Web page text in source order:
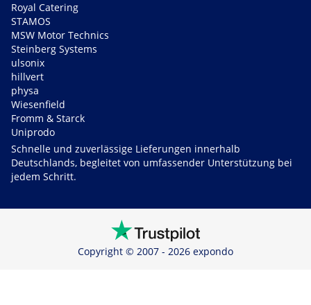
Royal Catering
STAMOS
MSW Motor Technics
Steinberg Systems
ulsonix
hillvert
physa
Wiesenfield
Fromm & Starck
Uniprodo
Schnelle und zuverlässige Lieferungen innerhalb
Deutschlands, begleitet von umfassender Unterstützung bei
jedem Schritt.
Copyright © 2007 - 2026 expondo